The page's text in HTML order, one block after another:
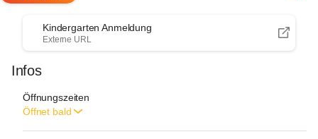
Kindergarten Anmeldung
Externe URL
Infos
Öffnungszeiten
Öffnet bald